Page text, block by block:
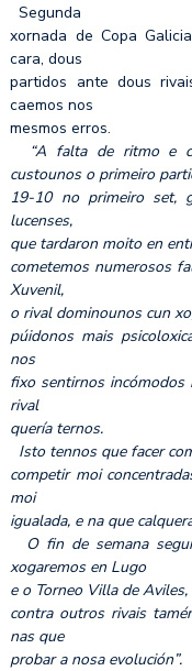
Segunda
xornada de Copa
cara, dous
partidos ante dous
caemos nos
mesmos erros.
“A falta de ritmo e
custounos o primeiro
19-10 no primeiro set,
lucenses,
que tardaron moito en
cometemos numerosos
Xuvenil,
o rival dominounos cun
púidonos mais
nos
fixo sentirnos
rival
quería ternos.
Isto tennos que facer
competir moi
moi
igualada, e na que
O fin de semana
xogaremos en Lugo
e o Torneo Villa de
contra outros rivais
nas que
probar a nosa evolución”.